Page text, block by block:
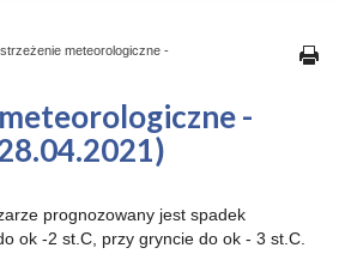
meteorologiczne -
-
prognozowany jest spadek
ok -2 st.C, przy gryncie do ok - 3 st.C.